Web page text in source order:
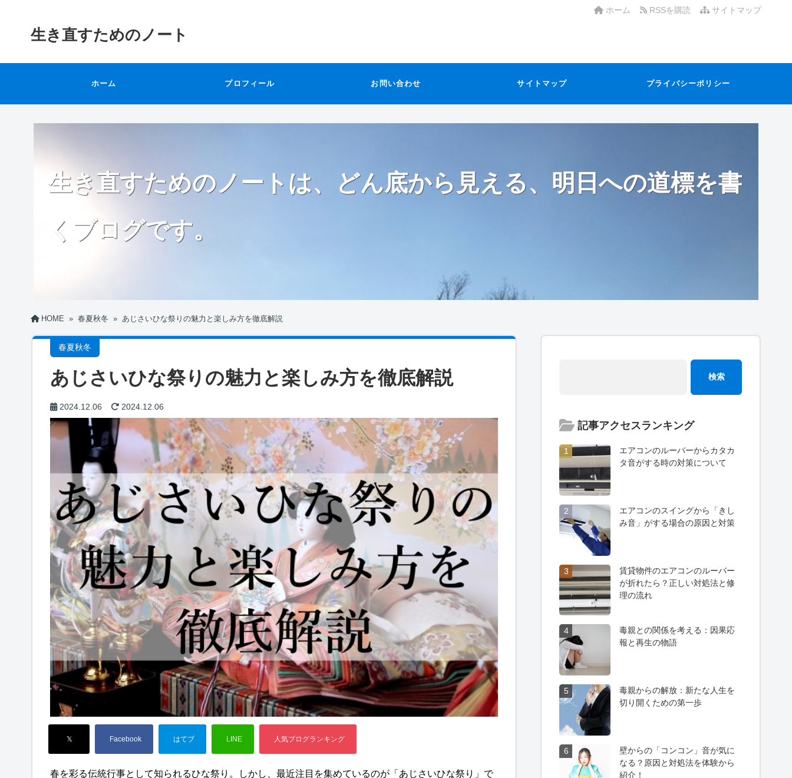
サイトマップ
RSSを購読
ホーム
生き直すためのノート
ホーム プロフィール お問い合わせ サイトマップ プライバシーポリシー
生き直すためのノートは、どん底から見える、明日への道標を書
くブログです。
HOME » 春夏秋冬 » あじさいひな祭りの魅力と楽しみ方を徹底解説
春夏秋冬
あじさいひな祭りの魅力と楽しみ方を徹底解説
2024.12.06 2024.12.06
春を彩る伝統行事として知られるひな祭り。しかし、最近注目を集めているのが「あじさいひな祭り」で
記事アクセスランキング
1
エアコンのルーバーからカタカ
タ音がする時の対策について
2
エアコンのスイングから「きし
み音」がする場合の原因と対策
3
賃貸物件のエアコンのルーバー
が折れたら？正しい対処法と修
理の流れ
4
毒親との関係を考える：因果応
報と再生の物語
5
毒親からの解放：新たな人生を
切り開くための第一歩
6
壁からの「コンコン」音が気に
なる？原因と対処法を体験から
紹介！